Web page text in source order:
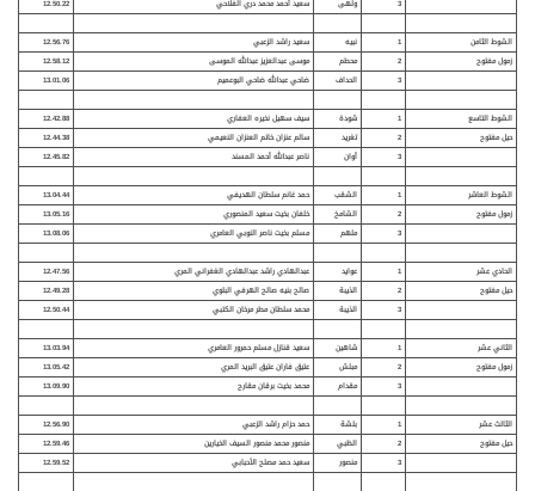
3
ولهى سعيد أحمد محمد دري الفلاحي 12.50.22
الشوط الثامن 1 نبيه سعيد راشد الزعبي
12.56.76
زمول مفتوح
2 محطم موسى عبدالعزيز عبدالله الموسى
12.58.12
3
الحداف ضاحي عبدالله ضاحي البوعميم 13.01.06
الشوط التاسع 1 شودة سيف سهيل نخيره العفاري
12.42.88
حيل مفتوح
2 تغريد سالم عنزان خاتم العنزان النعيمي
12.44.38
3
أوان ناصر عبدالله أحمد المسند 12.45.82
الشوط العاشر 1 الشقب حمد غانم سلطان الهديفي
13.04.44
زمول مفتوح
2 الشامخ خلفان بخيت سعيد المنصوري
13.05.16
3
ملهم مسلم بخيت ناصر النوبي العامري 13.08.06
الحادي عشر 1 عوايد عبدالهادي راشد عبدالهادي الغفراني المري
12.47.56
حيل مفتوح
2 الذيبة صالح بنيه صالح الهرفي البلوي
12.49.28
3
الذيبة محمد سلطان مطر مرخان الكتبي 12.50.44
الثاني عشر 1 شاهين سعيد قنازل مسلم حمرور العامري
13.03.94
زمول مفتوح
2 مبلش عتيق فاران عتيق البريد المري
13.05.42
3
مقدام محمد بخيت برقان مقارح 13.09.90
الثالث عشر 1 بلشة حمد حزام راشد الزعبي
12.56.90
حيل مفتوح
2 الظبي منصور محمد منصور السيف الخيارين
12.59.46
3
منصور سعيد حمد مصلح الأحبابي 12.59.52